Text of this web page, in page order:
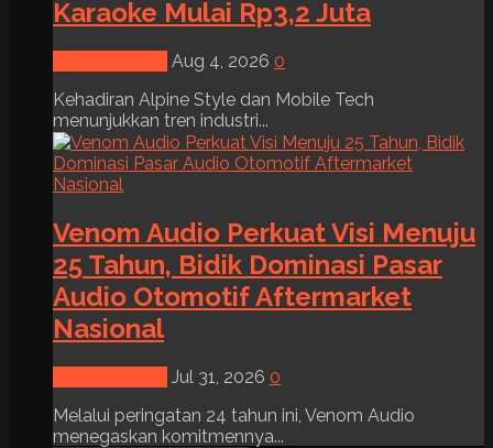
Karaoke Mulai Rp3,2 Juta
Aug 4, 2026 0
Kehadiran Alpine Style dan Mobile Tech
menunjukkan tren industri...
Venom Audio Perkuat Visi Menuju
25 Tahun, Bidik Dominasi Pasar
Audio Otomotif Aftermarket
Nasional
Jul 31, 2026 0
Melalui peringatan 24 tahun ini, Venom Audio
menegaskan komitmennya...